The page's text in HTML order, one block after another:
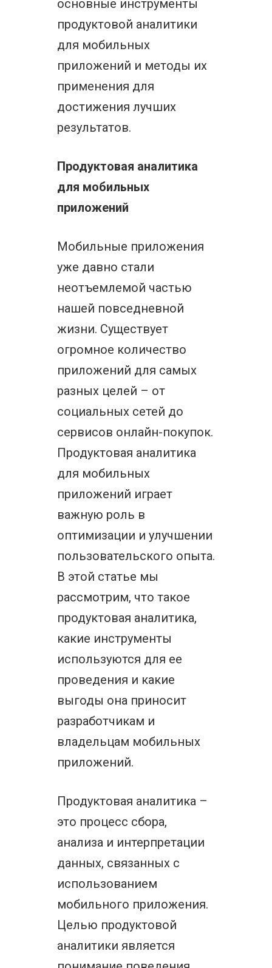
основные инструменты
продуктовой аналитики
для мобильных
приложений и методы их
применения для
достижения лучших
результатов.
Продуктовая аналитика
для мобильных
приложений
Мобильные приложения
уже давно стали
неотъемлемой частью
нашей повседневной
жизни. Существует
огромное количество
приложений для самых
разных целей – от
социальных сетей до
сервисов онлайн-покупок.
Продуктовая аналитика
для мобильных
приложений играет
важную роль в
оптимизации и улучшении
пользовательского опыта.
В этой статье мы
рассмотрим, что такое
продуктовая аналитика,
какие инструменты
используются для ее
проведения и какие
выгоды она приносит
разработчикам и
владельцам мобильных
приложений.
Продуктовая аналитика –
это процесс сбора,
анализа и интерпретации
данных, связанных с
использованием
мобильного приложения.
Целью продуктовой
аналитики является